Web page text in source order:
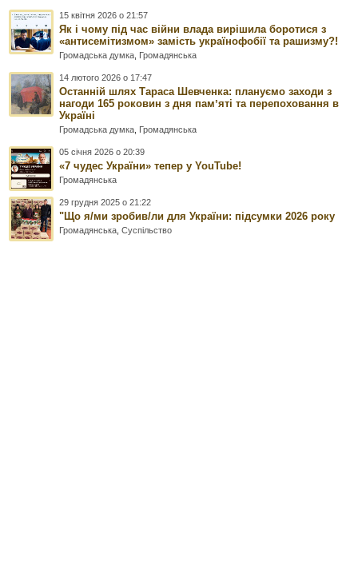
15 квітня 2026 о 21:57
Як і чому під час війни влада вирішила боротися з
«антисемітизмом» замість українофобії та рашизму?!
Громадська думка Громадянська
14 лютого 2026 о 17:47
Останній шлях Тараса Шевченка: плануємо заходи з
нагоди 165 роковин з дня памʼяті та перепоховання в
Україні
Громадська думка Громадянська
05 січня 2026 о 20:39
«7 чудес України» тепер у YouTube!
Громадянська
29 грудня 2025 о 21:22
"Що я/ми зробив/ли для України: підсумки 2026 року
Громадянська ,Суспільство